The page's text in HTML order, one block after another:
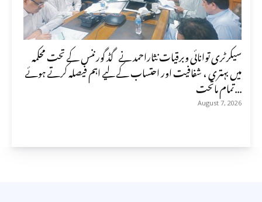
سیکرٹری توانائی وبرقیات نثاراحمد نے گڈ گورننس کے تحت محکمہ
میں بہتری ، شفافیت اور احتساب کے لیے اہم فیصلہ کرتے ہوئے
تمام ماتحت...
August 7, 2026